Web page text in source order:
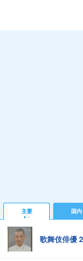
主要 国内
歌舞伎俳優